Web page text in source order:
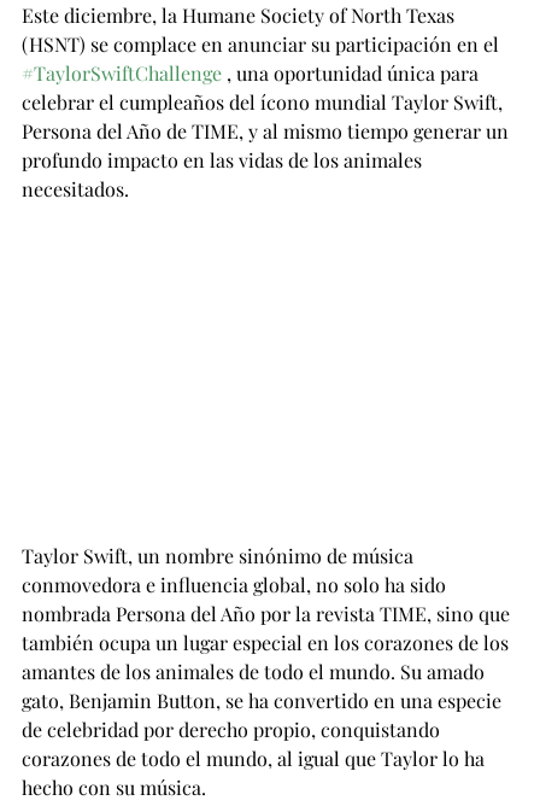
Este diciembre, la Humane Society of North Texas
(HSNT) se complace en anunciar su participación en el
#TaylorSwiftChallenge , una oportunidad única para
celebrar el cumpleaños del ícono mundial Taylor Swift,
Persona del Año de TIME, y al mismo tiempo generar un
profundo impacto en las vidas de los animales
necesitados.
Taylor Swift, un nombre sinónimo de música
conmovedora e influencia global, no solo ha sido
nombrada Persona del Año por la revista TIME, sino que
también ocupa un lugar especial en los corazones de los
amantes de los animales de todo el mundo. Su amado
gato, Benjamin Button, se ha convertido en una especie
de celebridad por derecho propio, conquistando
corazones de todo el mundo, al igual que Taylor lo ha
hecho con su música.